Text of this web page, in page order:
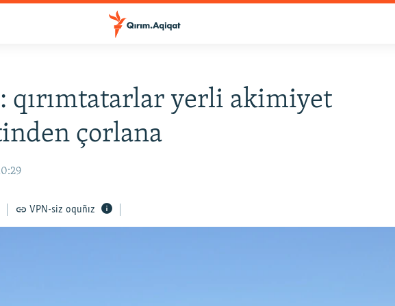
qırımtatarlar yerli akimiyet
çorlana
VPN-siz oquñız